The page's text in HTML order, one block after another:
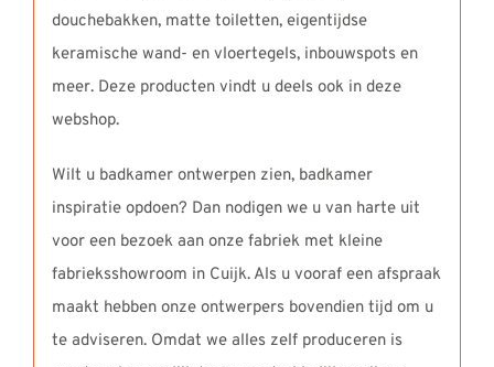
douchebakken, matte toiletten, eigentijdse
keramische wand- en vloertegels, inbouwspots en
meer. Deze producten vindt u deels ook in deze
webshop.
Wilt u badkamer ontwerpen zien, badkamer
inspiratie opdoen? Dan nodigen we u van harte uit
voor een bezoek aan onze fabriek met kleine
fabrieksshowroom in Cuijk. Als u vooraf een afspraak
maakt hebben onze ontwerpers bovendien tijd om u
te adviseren. Omdat we alles zelf produceren is